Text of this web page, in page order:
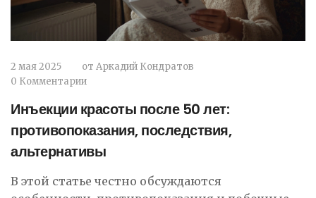
2 мая 2025 от Аркадий Кондратов
0 Комментарии
Инъекции красоты после 50 лет:
противопоказания, последствия,
альтернативы
В этой статье честно обсуждаются